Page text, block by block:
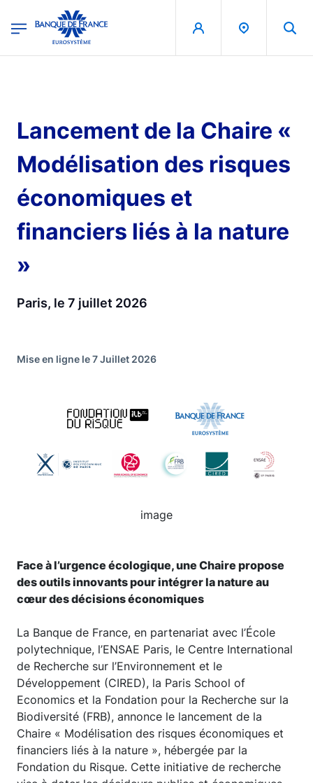
Banque de France - Menu Principal
Lancement de la Chaire «
Modélisation des risques
économiques et
financiers liés à la nature
»
Paris, le 7 juillet 2026
Mise en ligne le 7 Juillet 2026
image
Face à l’urgence écologique, une Chaire propose
des outils innovants pour intégrer la nature au
cœur des décisions économiques
La Banque de France, en partenariat avec l’École
polytechnique, l’ENSAE Paris, le Centre International
de Recherche sur l’Environnement et le
Développement (CIRED), la Paris School of
Economics et la Fondation pour la Recherche sur la
Biodiversité (FRB), annonce le lancement de la
Chaire « Modélisation des risques économiques et
financiers liés à la nature », hébergée par la
Fondation du Risque. Cette initiative de recherche